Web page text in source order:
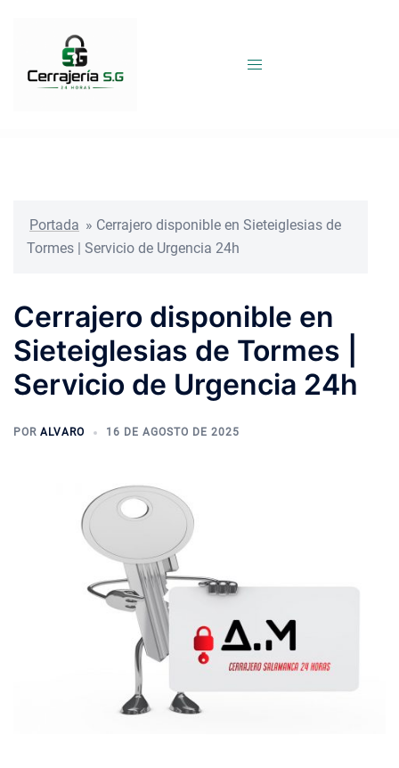
Portada » Cerrajero disponible en Sieteiglesias de
Tormes | Servicio de Urgencia 24h
Cerrajero disponible en
Sieteiglesias de Tormes |
Servicio de Urgencia 24h
POR ALVARO 16 DE AGOSTO DE 2025